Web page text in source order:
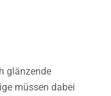
glänzende
müssen dabei